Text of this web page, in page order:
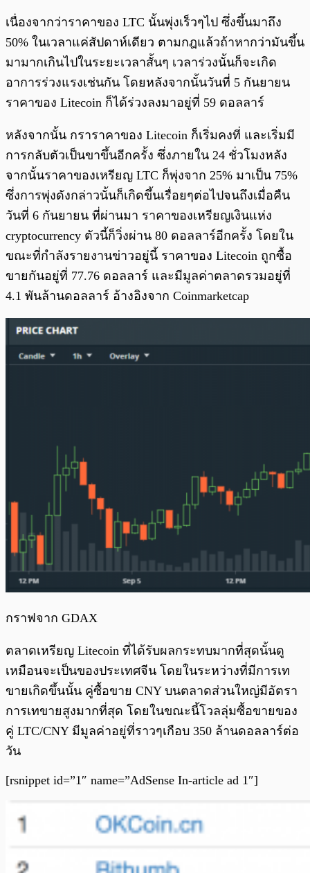
เนื่องจากว่าราคาของ LTC นั้นพุ่งเร็วๆไป ซึ่งขึ้นมาถึง
50% ในเวลาแค่สัปดาห์เดียว ตามกฎแล้วถ้าหากว่ามันขึ้น
มามากเกินไปในระยะเวลาสั้นๆ เวลาร่วงนั้นก็จะเกิด
อาการร่วงแรงเช่นกัน โดยหลังจากนั้นวันที่ 5 กันยายน
ราคาของ Litecoin ก็ได้ร่วงลงมาอยู่ที่ 59 ดอลลาร์
หลังจากนั้น กราราคาของ Litecoin ก็เริ่มคงที่ และเริ่มมี
การกลับตัวเป็นขาขึ้นอีกครั้ง ซึ่งภายใน 24 ชั่วโมงหลัง
จากนั้นราคาของเหรียญ LTC ก็พุ่งจาก 25% มาเป็น 75%
ซึ่งการพุ่งดังกล่าวนั้นก็เกิดขึ้นเรื่อยๆต่อไปจนถึงเมื่อคืน
วันที่ 6 กันยายน ที่ผ่านมา ราคาของเหรียญเงินแห่ง
cryptocurrency ตัวนี้ก็วิ่งผ่าน 80 ดอลลาร์อีกครั้ง โดยใน
ขณะที่กำลังรายงานข่าวอยู่นี้ ราคาของ Litecoin ถูกซื้อ
ขายกันอยู่ที่ 77.76 ดอลลาร์ และมีมูลค่าตลาดรวมอยู่ที่
4.1 พันล้านดอลลาร์ อ้างอิงจาก Coinmarketcap
กราฟจาก GDAX
ตลาดเหรียญ Litecoin ที่ได้รับผลกระทบมากที่สุดนั้นดู
เหมือนจะเป็นของประเทศจีน โดยในระหว่างที่มีการเท
ขายเกิดขึ้นนั้น คู่ซื้อขาย CNY บนตลาดส่วนใหญ่มีอัตรา
การเทขายสูงมากที่สุด โดยในขณะนี้โวลลุ่มซื้อขายของ
คู่ LTC/CNY มีมูลค่าอยู่ที่ราวๆเกือบ 350 ล้านดอลลาร์ต่อ
วัน
[rsnippet id=”1″ name=”AdSense In-article ad 1″]